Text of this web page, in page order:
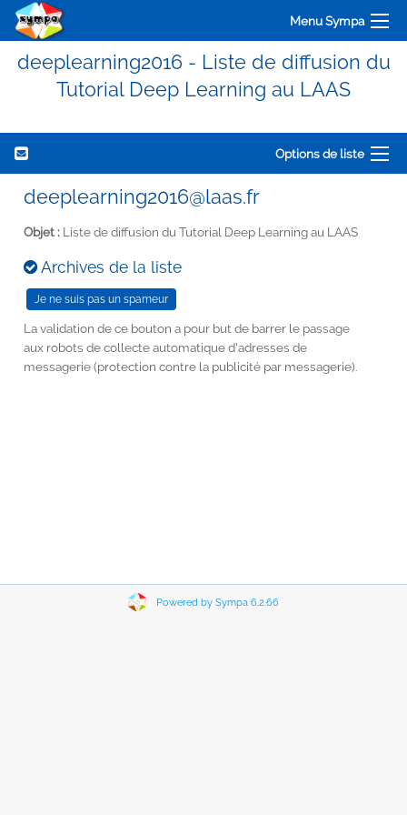
Menu Sympa
deeplearning2016 - Liste de diffusion du
Tutorial Deep Learning au LAAS
Options de liste
deeplearning2016@laas.fr
Objet : Liste de diffusion du Tutorial Deep Learning au LAAS
Archives de la liste
La validation de ce bouton a pour but de barrer le passage
aux robots de collecte automatique d'adresses de
messagerie (protection contre la publicité par messagerie).
Powered by Sympa 6.2.66